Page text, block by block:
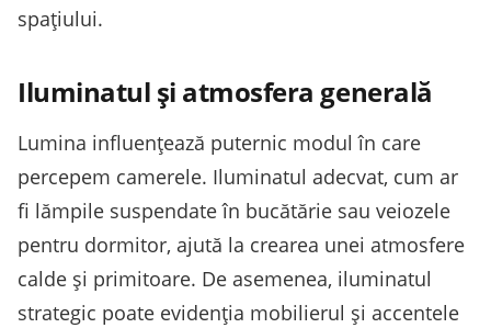
spațiului.
Iluminatul și atmosfera generală
Lumina influențează puternic modul în care
percepem camerele. Iluminatul adecvat, cum ar
fi lămpile suspendate în bucătărie sau veiozele
pentru dormitor, ajută la crearea unei atmosfere
calde și primitoare. De asemenea, iluminatul
strategic poate evidenția mobilierul și accentele